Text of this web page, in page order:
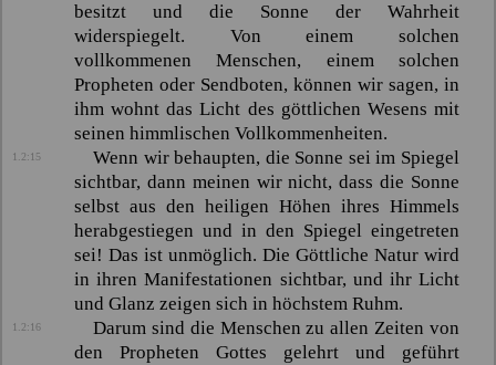
besitzt und die Sonne der Wahrheit
widerspiegelt. Von einem solchen
vollkommenen Menschen, einem solchen
Propheten oder Sendboten, können wir sagen, in
ihm wohnt das Licht des göttlichen Wesens mit
seinen himmlischen Vollkommenheiten.
1.2:15
Wenn wir behaupten, die Sonne sei im Spiegel
sichtbar, dann meinen wir nicht, dass die Sonne
selbst aus den heiligen Höhen ihres Himmels
herabgestiegen und in den Spiegel eingetreten
sei! Das ist unmöglich. Die Göttliche Natur wird
in ihren Manifestationen sichtbar, und ihr Licht
und Glanz zeigen sich in höchstem Ruhm.
1.2:16
Darum sind die Menschen zu allen Zeiten von
den Propheten Gottes gelehrt und geführt